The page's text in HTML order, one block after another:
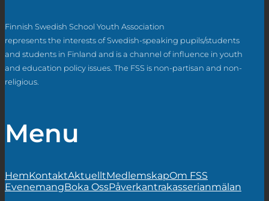
Finnish Swedish School Youth Association
represents the interests of Swedish-speaking pupils/students
and students in Finland and is a channel of influence in youth
and education policy issues. The FSS is non-partisan and non-
religious.
Menu
HemKontaktAktuelltMedlemskapOm FSS
EvenemangBoka OssPåverkantrakasserianmälan